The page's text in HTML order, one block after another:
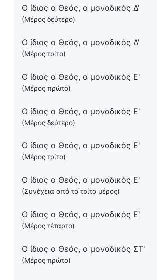
Ο ίδιος ο Θεός, ο μοναδικός Δ'
(Μέρος δεύτερο)
Ο ίδιος ο Θεός, ο μοναδικός Δ'
(Μέρος τρίτο)
Ο ίδιος ο Θεός, ο μοναδικός Ε'
(Μέρος πρώτο)
Ο ίδιος ο Θεός, ο μοναδικός Ε'
(Μέρος δεύτερο)
Ο ίδιος ο Θεός, ο μοναδικός Ε'
(Μέρος τρίτο)
Ο ίδιος ο Θεός, ο μοναδικός Ε'
(Συνέχεια από το τρίτο μέρος)
Ο ίδιος ο Θεός, ο μοναδικός Ε'
(Μέρος τέταρτο)
Ο ίδιος ο Θεός, ο μοναδικός ΣΤ'
(Μέρος πρώτο)